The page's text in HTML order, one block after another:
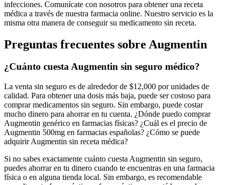
infecciones. Comunícate con nosotros para obtener una receta
médica a través de nuestra farmacia online. Nuestro servicio es la
misma otra manera de conseguir su medicamento sin receta.
Preguntas frecuentes sobre Augmentin
¿Cuánto cuesta Augmentin sin seguro médico?
La venta sin seguro es de alrededor de $12,000 por unidades de
calidad. Para obtener una dosis más baja, puede ser costoso para
comprar medicamentos sin seguro. Sin embargo, puede costar
mucho dinero para ahorrar en tu cuenta. ¿Dónde puedo comprar
Augmentin genérico en farmacias físicas? ¿Cuál es el precio de
Augmentin 500mg en farmacias españolas? ¿Cómo se puede
adquirir Augmentin sin receta médica?
Si no sabes exactamente cuánto cuesta Augmentin sin seguro,
puedes ahorrar en tu dinero cuando te encuentras en una farmacia
física o en alguna tienda local. Sin embargo, es recomendable